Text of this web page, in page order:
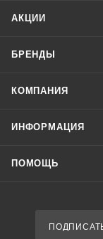
АКЦИИ
БРЕНДЫ
КОМПАНИЯ
ИНФОРМАЦИЯ
ПОМОЩЬ